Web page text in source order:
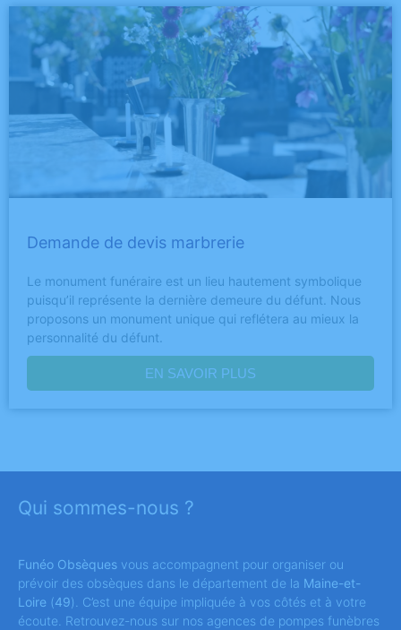
Demande de devis marbrerie
Le monument funéraire est un lieu hautement symbolique
puisqu’il représente la dernière demeure du défunt. Nous
proposons un monument unique qui reflétera au mieux la
personnalité du défunt.
EN SAVOIR PLUS
Qui sommes-nous ?
Funéo Obsèques vous accompagnent pour organiser ou
prévoir des obsèques dans le département de la Maine-et-
Loire (49). C’est une équipe impliquée à vos côtés et à votre
écoute. Retrouvez-nous sur nos agences de pompes funèbres